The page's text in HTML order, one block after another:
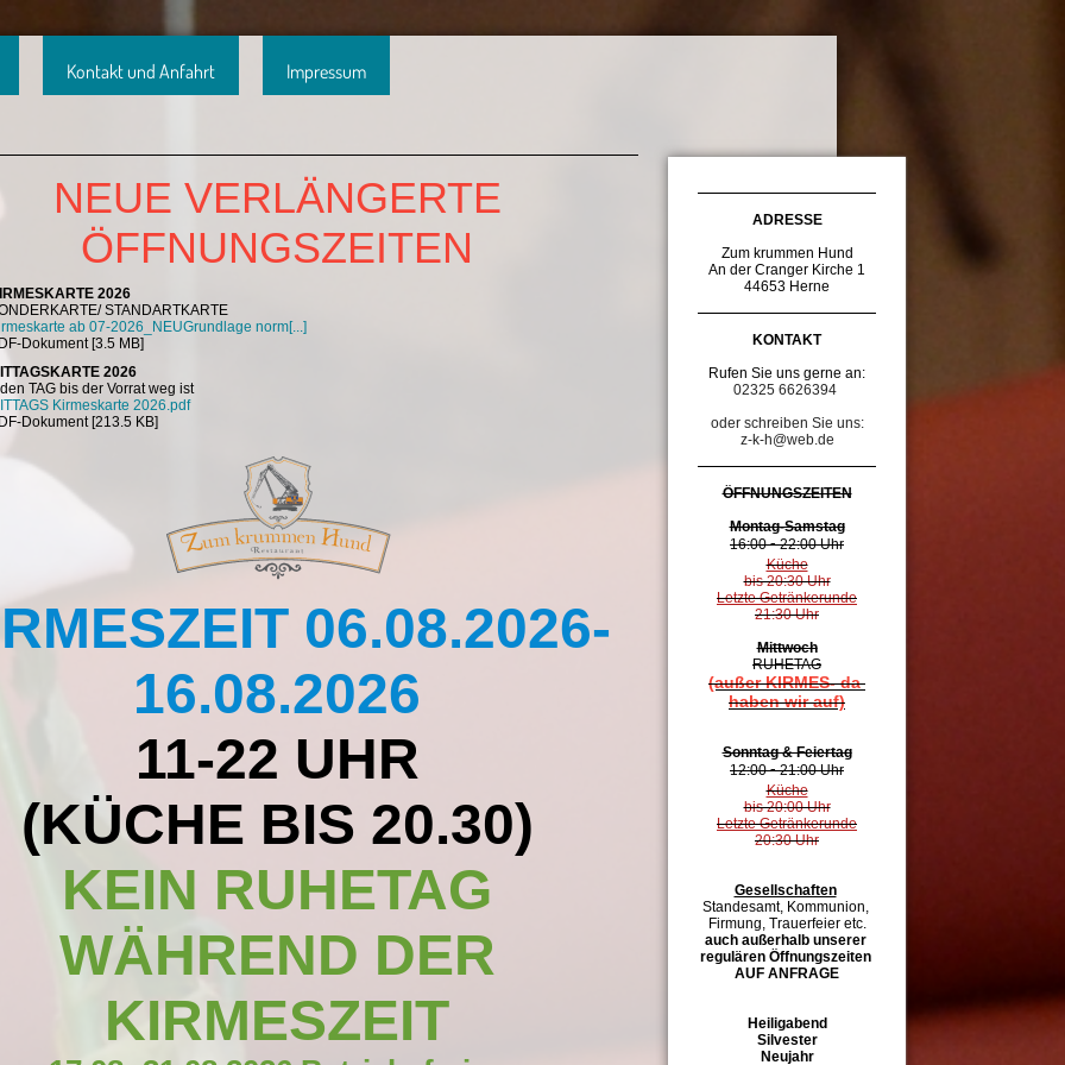
Kontakt und Anfahrt Impressum
NEUE VERLÄNGERTE
ÖFFNUNGSZEITEN
2026
STANDARTKARTE
ab 07-2026_NEUGrundlage norm[...]
Dokument [3.5 MB]
2026
TAG bis der Vorrat weg ist
Kirmeskarte 2026.pdf
Dokument [213.5 KB]
06.08.2026-
16.08.2026
11-22 UHR
(KÜCHE BIS 20.30)
KEIN RUHETAG
WÄHREND DER
KIRMESZEIT
ADRESSE
Zum krummen Hund
An der Cranger Kirche 1
44653 Herne
KONTAKT
Rufen Sie uns gerne an:
02325 6626394
oder schreiben Sie uns:
z-k-h@web.de
ÖFFNUNGSZEITEN
Montag-Samstag
16:00 - 22:00 Uhr
Küche
bis 20:30 Uhr
Letzte Getränkerunde
21:30 Uhr
Mittwoch
RUHETAG
(außer KIRMES- da
haben wir auf)
Sonntag & Feiertag
12:00 - 21:00 Uhr
Küche
bis 20:00 Uhr
Letzte Getränkerunde
20:30 Uhr
Gesellschaften
Standesamt, Kommunion,
Firmung, Trauerfeier etc.
auch außerhalb unserer
regulären Öffnungszeiten
AUF ANFRAGE
Heiligabend
Silvester
Neujahr